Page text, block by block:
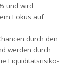
und wird
Fokus auf
durch den
werden durch
Liquiditätsrisiko-